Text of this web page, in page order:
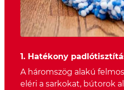
1. Hatékony
A háromszög alakú
eléri a sarkokat, bútorok